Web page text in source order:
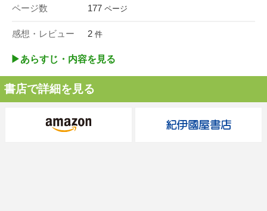
ページ数 177 ページ
感想・レビュー 2 件
▶︎あらすじ・内容を見る
書店で詳細を見る